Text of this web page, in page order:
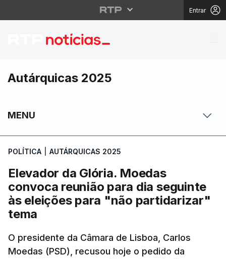
Entrar
Elevador da Glória.
Autárquicas 2025
MENU
POLÍTICA AUTÁRQUICAS 2025
Elevador da Glória. Moedas
convoca reunião para dia seguinte
às eleições para "não partidarizar"
tema
O presidente da Câmara de Lisboa, Carlos
Moedas (PSD), recusou hoje o pedido da